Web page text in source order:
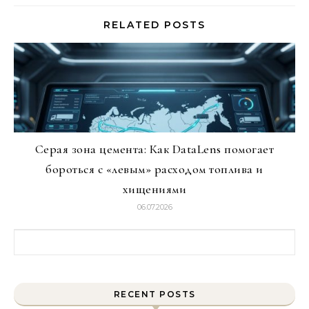
RELATED POSTS
Серая зона цемента: Как DataLens помогает
бороться с «левым» расходом топлива и
хищениями
06.07.2026
RECENT POSTS